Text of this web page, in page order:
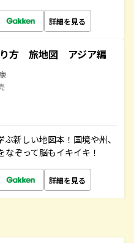
詳細を見る
り方 旅地図 アジア編
新しい地図本！国境や州、
ぞって脳もイキイキ！
詳細を見る